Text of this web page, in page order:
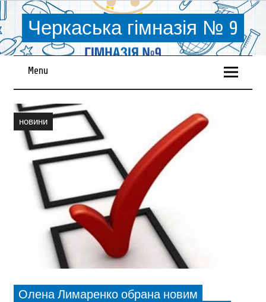
Черкаська гімназія № 9
Menu
новини
Олена Лимаренко обрана новим